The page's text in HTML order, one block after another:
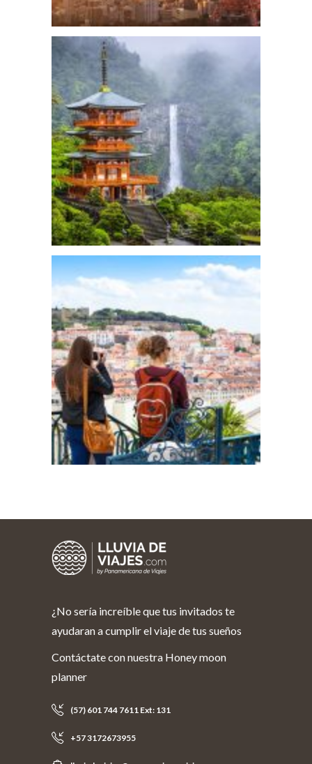
¿No sería increíble que tus invitados te
ayudaran a cumplir el viaje de tus sueños
Contáctate con nuestra Honey moon
planner
(57) 601 744 7611 Ext: 131
+57 3172673955